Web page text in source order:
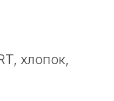
хлопок,